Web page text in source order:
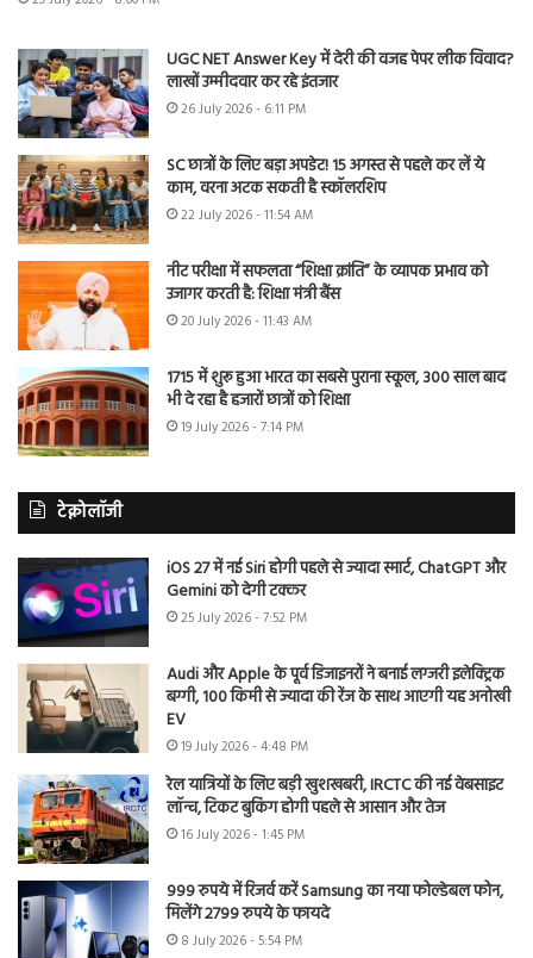
UGC NET Answer Key में देरी की वजह पेपर लीक विवाद?
लाखों उम्मीदवार कर रहे इंतजार
26 July 2026 - 6:11 PM
SC छात्रों के लिए बड़ा अपडेट! 15 अगस्त से पहले कर लें ये
काम, वरना अटक सकती है स्कॉलरशिप
22 July 2026 - 11:54 AM
नीट परीक्षा में सफलता “शिक्षा क्रांति” के व्यापक प्रभाव को
उजागर करती है: शिक्षा मंत्री बैंस
20 July 2026 - 11:43 AM
1715 में शुरू हुआ भारत का सबसे पुराना स्कूल, 300 साल बाद
भी दे रहा है हजारों छात्रों को शिक्षा
19 July 2026 - 7:14 PM
टेक्नोलॉजी
iOS 27 में नई Siri होगी पहले से ज्यादा स्मार्ट, ChatGPT और
Gemini को देगी टक्कर
25 July 2026 - 7:52 PM
Audi और Apple के पूर्व डिजाइनरों ने बनाई लग्जरी इलेक्ट्रिक
बग्गी, 100 किमी से ज्यादा की रेंज के साथ आएगी यह अनोखी
EV
19 July 2026 - 4:48 PM
रेल यात्रियों के लिए बड़ी खुशखबरी, IRCTC की नई वेबसाइट
लॉन्च, टिकट बुकिंग होगी पहले से आसान और तेज
16 July 2026 - 1:45 PM
999 रुपये में रिजर्व करें Samsung का नया फोल्डेबल फोन,
मिलेंगे 2799 रुपये के फायदे
8 July 2026 - 5:54 PM